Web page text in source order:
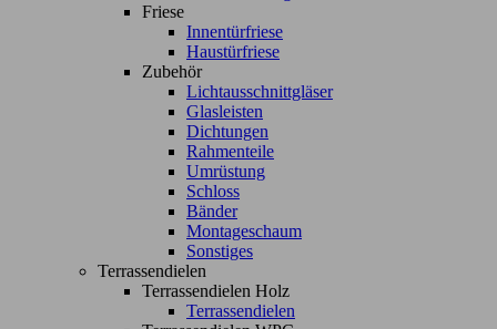
Friese
Innentürfriese
Haustürfriese
Zubehör
Lichtausschnittgläser
Glasleisten
Dichtungen
Rahmenteile
Umrüstung
Schloss
Bänder
Montageschaum
Sonstiges
Terrassendielen
Terrassendielen Holz
Terrassendielen